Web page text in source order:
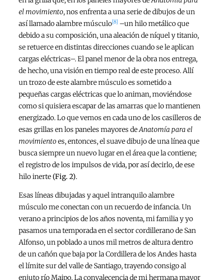
el movimiento, nos enfrenta a una serie de dibujos de un
así llamado alambre músculo[8] –un hilo metálico que
debido a su composición, una aleación de níquel y titanio,
se retuerce en distintas direcciones cuando se le aplican
cargas eléctricas–. El panel menor de la obra nos entrega,
de hecho, una visión en tiempo real de este proceso. Allí
un trozo de este alambre músculo es sometido a
pequeñas cargas eléctricas que lo animan, moviéndose
como si quisiera escapar de las amarras que lo mantienen
energizado. Lo que vemos en cada uno de los casilleros de
esas grillas en los paneles mayores deAnatomía para el
movimientoes, entonces, el suave dibujo de una línea que
busca siempre un nuevo lugar en el área que la contiene;
el registro de los impulsos de vida, por así decirlo, de ese
hilo inerte (Fig. 2).
Esas líneas dibujadas y aquel intranquilo alambre
músculo me conectan con un recuerdo de infancia. Un
verano a principios de los años noventa, mi familia y yo
pasamos una temporada en el sector cordillerano de San
Alfonso, un poblado a unos mil metros de altura dentro
de un cañón que baja por la Cordillera de los Andes hasta
el límite sur del valle de Santiago, trayendo consigo al
enjuto río Maipo. La convalecencia de mi hermana mayor